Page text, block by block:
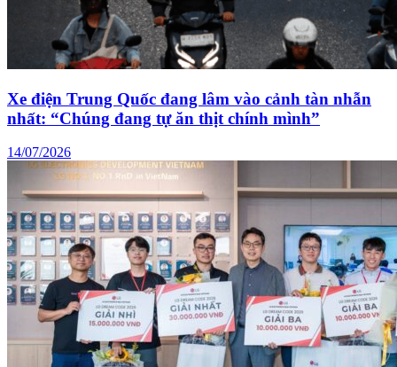
Xe điện Trung Quốc đang lâm vào cảnh tàn nhẫn
nhất: “Chúng đang tự ăn thịt chính mình”
14/07/2026